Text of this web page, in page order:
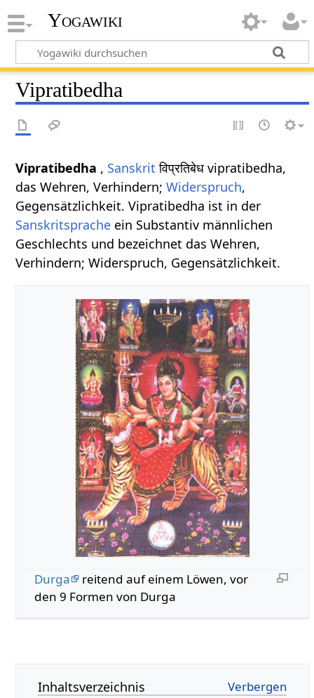
Yogawiki
Vipratibedha
Vipratibedha , Sanskrit विप्रतिबेध vipratibedha,
das Wehren, Verhindern;Widerspruch,
Gegensätzlichkeit. Vipratibedha ist in der
Sanskritsprache ein Substantiv männlichen
Geschlechts und bezeichnet das Wehren,
Verhindern; Widerspruch, Gegensätzlichkeit.
Durga
reitend auf einem Löwen, vor
den 9 Formen von Durga
Inhaltsverzeichnis